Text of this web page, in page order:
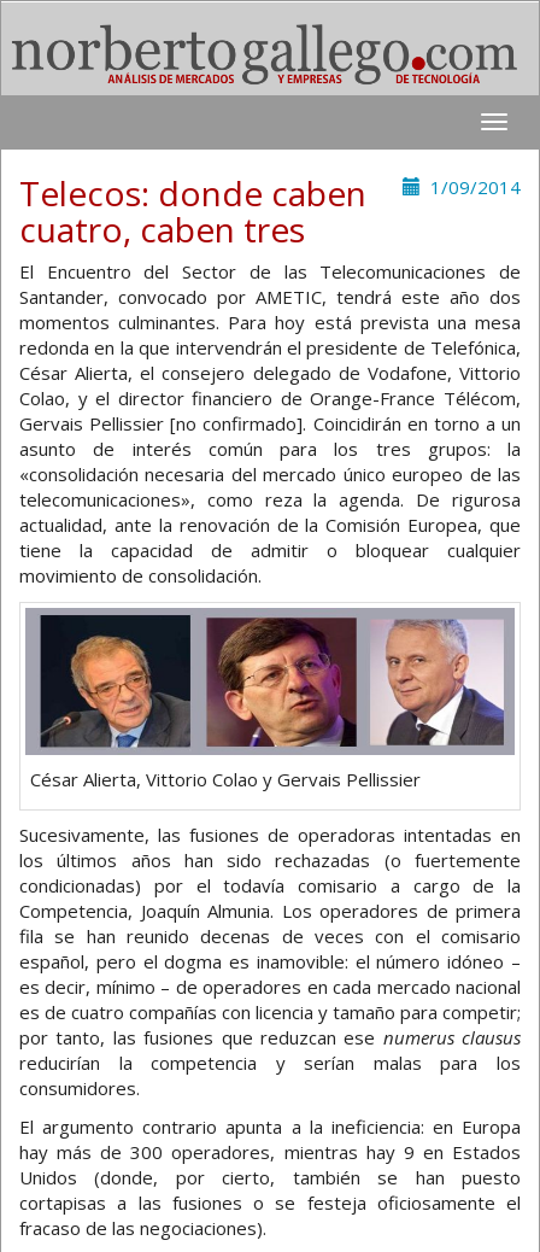
Toggle
1/09/2014
Telecos: donde caben
cuatro, caben tres
El Encuentro del Sector de las Telecomunicaciones de
Santander, convocado por AMETIC, tendrá este año dos
momentos culminantes. Para hoy está prevista una mesa
redonda en la que intervendrán el presidente de Telefónica,
César Alierta, el consejero delegado de Vodafone, Vittorio
Colao, y el director financiero de Orange-France Télécom,
Gervais Pellissier [no confirmado]. Coincidirán en torno a un
asunto de interés común para los tres grupos: la
«consolidación necesaria del mercado único europeo de las
telecomunicaciones», como reza la agenda. De rigurosa
actualidad, ante la renovación de la Comisión Europea, que
tiene la capacidad de admitir o bloquear cualquier
movimiento de consolidación.
César Alierta, Vittorio Colao y Gervais Pellissier
Sucesivamente, las fusiones de operadoras intentadas en
los últimos años han sido rechazadas (o fuertemente
condicionadas) por el todavía comisario a cargo de la
Competencia, Joaquín Almunia. Los operadores de primera
fila se han reunido decenas de veces con el comisario
español, pero el dogma es inamovible: el número idóneo –
es decir, mínimo – de operadores en cada mercado nacional
es de cuatro compañías con licencia y tamaño para competir;
por tanto, las fusiones que reduzcan ese numerus clausus
reducirían la competencia y serían malas para los
consumidores.
El argumento contrario apunta a la ineficiencia: en Europa
hay más de 300 operadores, mientras hay 9 en Estados
Unidos (donde, por cierto, también se han puesto
cortapisas a las fusiones o se festeja oficiosamente el
fracaso de las negociaciones).